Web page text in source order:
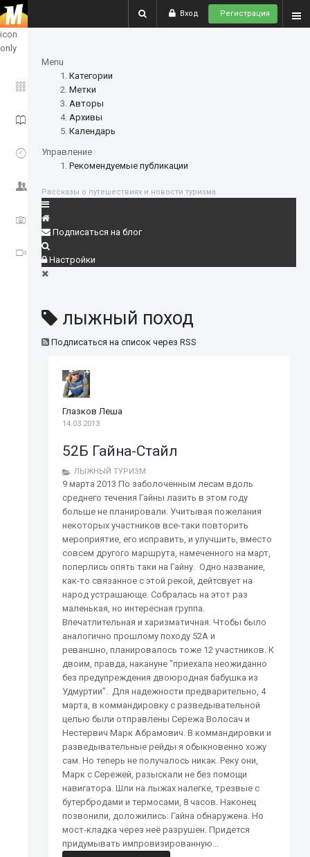
Вход Регистрация
show
icon
only
ГЛАВНОЕ
ИСТОРИИ
СОБЫТИЯ
ФОТО
ВИДЕО
Menu
Категории
Метки
Авторы
Архивы
Календарь
Управление
Рекомендуемые публикации
Рассказы о путешествиях и новости туризма
Подписаться на блог
Настройки
лыжный поход
Подписаться на список через RSS
Глазков Леша
14.03.2013
52Б Гайна-Стайл
ЛЫЖНЫЙ ТУРИЗМ
9 марта 2013 По заболоченным лесам вдоль
среднего течения Гайны лазить в этом году
больше не планировали. Учитывая пожелания
некоторых участников все-таки повторить
мероприятие, его исправить, и улучшить, вместо
совсем другого маршрута, намеченного на март,
поперлись опять таки на Гайну. Одно название,
как-то связанное с этой рекой, дейтсвует на
народ устрашающе. Собралась на этот раз
маленькая, но интересная группа.
Впечатлительная и харизматичная. Чтобы было
аналогично прошлому походу 52А и
реваншно, планировалось тоже 12 участников. К
двоим, правда, накануне "приехала неожиданно
без предупреждения двоюродная бабушка из
Удмуртии". Для надежности предварительно, 4
марта, в коммандировку с разведывательной
целью были отправлены Сережа Волосач и
Нестервич Марк Абрамович. В коммандировки и
разведывательные рейды я обыкновенно хожу
сам. Но теперь не получалось никак. Реку они,
Марк с Сережей, разыскали не без помощи
навигатора. Шли на лыжах налегке, трезвые с
бутербродами и термосами, 8 часов. Наконец
позвонили, доложились: Гайна обнаружена. Но
мост-кладка через неё разрушен. Придется
придумывать импровизированную...